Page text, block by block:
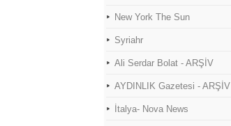
New York The Sun
Syriahr
Ali Serdar Bolat - ARŞİV
AYDINLIK Gazetesi - ARŞİV
İtalya- Nova News